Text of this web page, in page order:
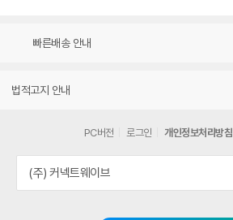
빠른배송 안내
법적고지 안내
PC버전 로그인 개인정보처리방침
(주) 커넥트웨이브